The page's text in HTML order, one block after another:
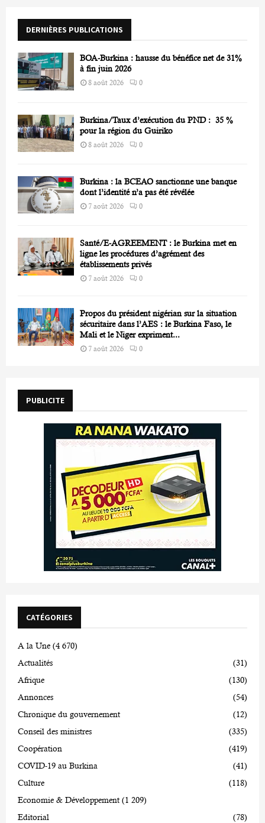
r
DERNIÈRES PUBLICATIONS
BOA-Burkina : hausse du bénéfice net de 31%
à fin juin 2026
8 août 2026 0
Burkina/Taux d’exécution du PND : 35 %
pour la région du Guiriko
8 août 2026 0
Burkina : la BCEAO sanctionne une banque
dont l’identité n’a pas été révélée
7 août 2026 0
Santé/E-AGREEMENT : le Burkina met en
ligne les procédures d’agrément des
établissements privés
7 août 2026 0
Propos du président nigérian sur la situation
sécuritaire dans l’AES : le Burkina Faso, le
Mali et le Niger expriment...
7 août 2026 0
PUBLICITE
CATÉGORIES
A la Une (4 670)
Actualités
(31)
Afrique
(130)
Annonces
(54)
Chronique du gouvernement
(12)
Conseil des ministres
(335)
Coopération
(419)
COVID-19 au Burkina
(41)
Culture
(118)
Economie & Développement (1 209)
Editorial
(78)